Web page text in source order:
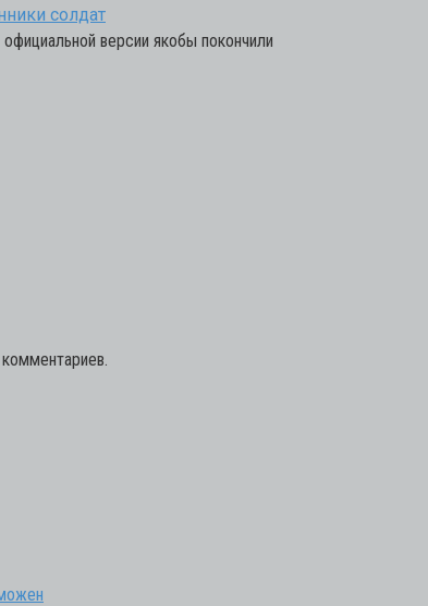
солдат
версии якобы покончили